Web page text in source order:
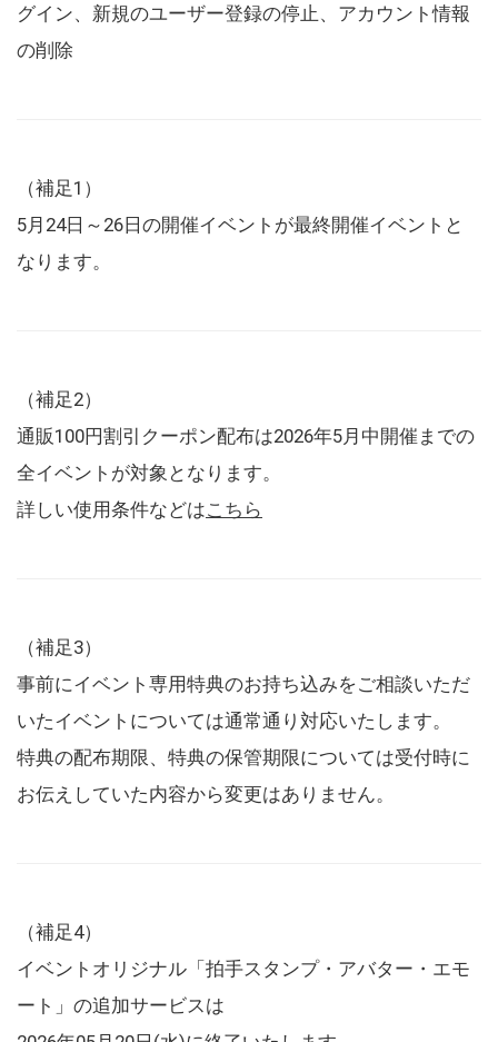
グイン、新規のユーザー登録の停止、アカウント情報
の削除
（補足1）
5月24日～26日の開催イベントが最終開催イベントと
なります。
（補足2）
通販100円割引クーポン配布は2026年5月中開催までの
全イベントが対象となります。
詳しい使用条件などはこちら
（補足3）
事前にイベント専用特典のお持ち込みをご相談いただ
いたイベントについては通常通り対応いたします。
特典の配布期限、特典の保管期限については受付時に
お伝えしていた内容から変更はありません。
（補足4）
イベントオリジナル「拍手スタンプ・アバター・エモ
ート」の追加サービスは